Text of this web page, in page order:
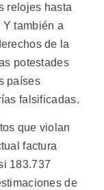
relojes hasta
también a
de la
potestades
países
falsificadas.
que violan
factura
183.737
de